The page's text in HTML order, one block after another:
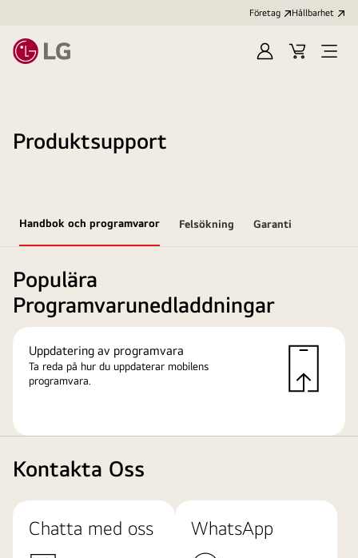
Företag Hållbarhet
LoggaKundvagn
Produktsupport
Handbok och programvaror Felsökning Garanti
Populära
Programvarunedladdningar
Uppdatering av programvara
Ta reda på hur du uppdaterar mobilens
programvara.
Kontakta Oss
Chatta med oss WhatsApp